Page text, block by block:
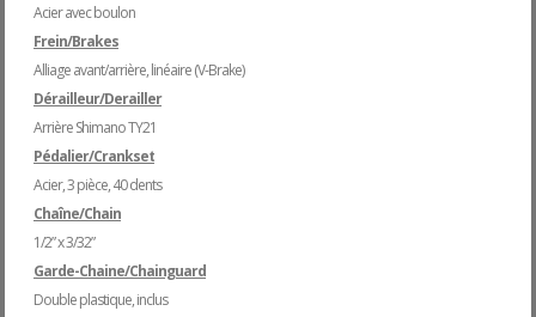
Acier avec boulon
Frein/Brakes
Alliage avant/arrière, linéaire (V-Brake)
Dérailleur/Derailler
Arrière Shimano TY21
Pédalier/Crankset
Acier, 3 pièce, 40 dents
Chaîne/Chain
1/2” x 3/32”
Garde-Chaine/Chainguard
Double plastique, inclus